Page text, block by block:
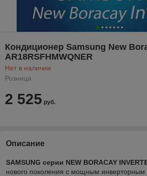
Кондиционер Samsung New
AR18RSFHMWQNER
Нет в наличии
Розница
2 525 руб.
Описание
SAMSUNG серии NEW BORACAY
нового поколения с мощным инверторным